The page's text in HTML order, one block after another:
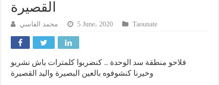
القصيرة
محمد الفاسي 5 June، 2020 Taounate
فلاحو منطقة سد الوحدة .. كنضربوا كلمترات باش نشربو
وخيرنا كنشوفوه بالعين البصيرة واليد القصيرة